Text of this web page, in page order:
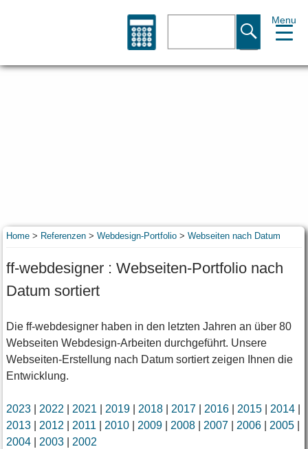
Home> Referenzen> Webdesign-Portfolio> Webseiten nach Datum
ff-webdesigner : Webseiten-Portfolio nach
Datum sortiert
Die ff-webdesigner haben in den letzten Jahren an über 80
Webseiten Webdesign-Arbeiten durchgeführt. Unsere
Webseiten-Erstellung nach Datum sortiert zeigen Ihnen die
Entwicklung.
2023| 2022 2021 2019| 2018| 2017| 2016| 2015| 2014|
2013| 2012 2011 2010| 2009| 2008| 2007| 2006| 2005|
2004| 2003| 2002
Menu